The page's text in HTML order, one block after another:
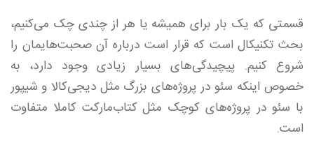
قسمتی که یک بار برای همیشه یا هر از چندی چک می‌کنیم،
بحث تکنیکال است که قرار است درباره آن صحبت‌هایمان را
شروع کنیم. پیچیدگی‌های بسیار زیادی وجود دارد، به
خصوص اینکه سئو در پروژه‌های بزرگ مثل دیجی‌کالا و شیپور
با سئو در پروژه‌های کوچک مثل کتاب‌مارکت کاملا متفاوت
است.